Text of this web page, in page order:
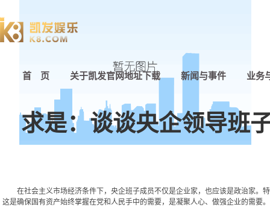
首 页 关于凯发官网地址下载 新闻与事件 业务
求是：谈谈央企领导班
在社会主义市场经济条件下，央企班子成员不仅是企业家，也应该是政治家。
这是确保国有资产始终掌握在党和人民手中的需要，是凝聚人心、做强企业的需要。